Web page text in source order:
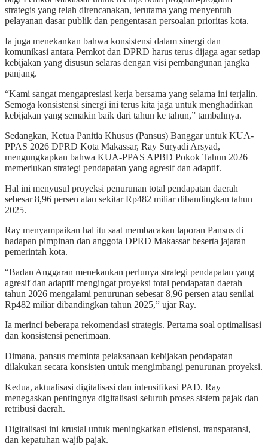
strategis yang telah direncanakan, terutama yang menyentuh
pelayanan dasar publik dan pengentasan persoalan prioritas kota.
Ia juga menekankan bahwa konsistensi dalam sinergi dan
komunikasi antara Pemkot dan DPRD harus terus dijaga agar setiap
kebijakan yang disusun selaras dengan visi pembangunan jangka
panjang.
“Kami sangat mengapresiasi kerja bersama yang selama ini terjalin.
Semoga konsistensi sinergi ini terus kita jaga untuk menghadirkan
kebijakan yang semakin baik dari tahun ke tahun,” tambahnya.
Sedangkan, Ketua Panitia Khusus (Pansus) Banggar untuk KUA-
PPAS 2026 DPRD Kota Makassar, Ray Suryadi Arsyad,
mengungkapkan bahwa KUA-PPAS APBD Pokok Tahun 2026
memerlukan strategi pendapatan yang agresif dan adaptif.
Hal ini menyusul proyeksi penurunan total pendapatan daerah
sebesar 8,96 persen atau sekitar Rp482 miliar dibandingkan tahun
2025.
Ray menyampaikan hal itu saat membacakan laporan Pansus di
hadapan pimpinan dan anggota DPRD Makassar beserta jajaran
pemerintah kota.
“Badan Anggaran menekankan perlunya strategi pendapatan yang
agresif dan adaptif mengingat proyeksi total pendapatan daerah
tahun 2026 mengalami penurunan sebesar 8,96 persen atau senilai
Rp482 miliar dibandingkan tahun 2025,” ujar Ray.
Ia merinci beberapa rekomendasi strategis. Pertama soal optimalisasi
dan konsistensi penerimaan.
Dimana, pansus meminta pelaksanaan kebijakan pendapatan
dilakukan secara konsisten untuk mengimbangi penurunan proyeksi.
Kedua, aktualisasi digitalisasi dan intensifikasi PAD. Ray
menegaskan pentingnya digitalisasi seluruh proses sistem pajak dan
retribusi daerah.
Digitalisasi ini krusial untuk meningkatkan efisiensi, transparansi,
dan kepatuhan wajib pajak.